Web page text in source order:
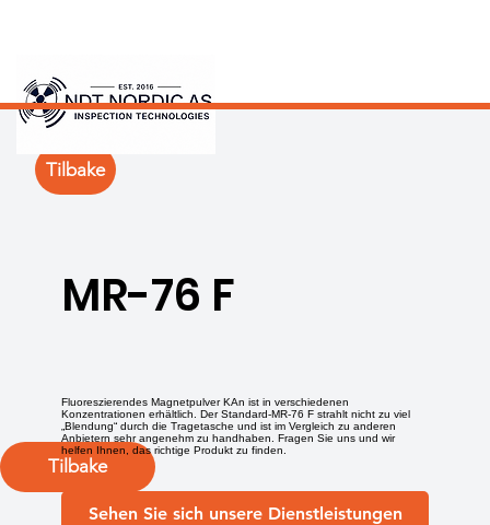
Tilbake
MR-76 F
Fluoreszierendes Magnetpulver KAn ist in verschiedenen
Konzentrationen erhältlich. Der Standard-MR-76 F strahlt nicht zu viel
„Blendung“ durch die Tragetasche und ist im Vergleich zu anderen
Anbietern sehr angenehm zu handhaben. Fragen Sie uns und wir
helfen Ihnen, das richtige Produkt zu finden.
Sehen Sie sich unsere Dienstleistungen
Tilbake